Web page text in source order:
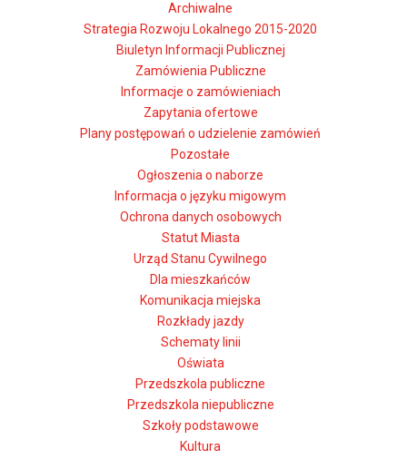
Archiwalne
Strategia Rozwoju Lokalnego 2015-2020
Biuletyn Informacji Publicznej
Zamówienia Publiczne
Informacje o zamówieniach
Zapytania ofertowe
Plany postępowań o udzielenie zamówień
Pozostałe
Ogłoszenia o naborze
Informacja o języku migowym
Ochrona danych osobowych
Statut Miasta
Urząd Stanu Cywilnego
Dla mieszkańców
Komunikacja miejska
Rozkłady jazdy
Schematy linii
Oświata
Przedszkola publiczne
Przedszkola niepubliczne
Szkoły podstawowe
Kultura